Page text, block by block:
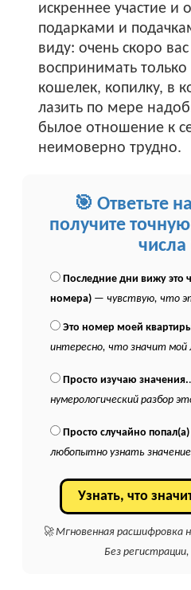
искреннее участие и
подарками и
виду: очень скоро вас
воспринимать только
кошелек, копилку, в
лазить по мере
былое отношение к
неимоверно трудно.
🎯 Ответьте
получите
числа
Последние дни вижу это
номера) —чувствую, что
Это номер моей
интересно, что значит мой
Просто изучаю значения.
нумерологический разбор
Просто случайно
любопытно узнать значение
Узнать, что
🚀 Мгновенная расшифровка
Без